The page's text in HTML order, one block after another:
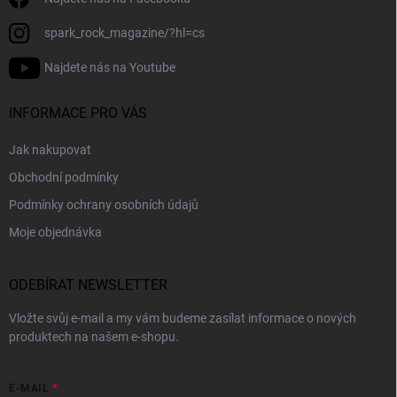
spark_rock_magazine/?hl=cs
Najdete nás na Youtube
INFORMACE PRO VÁS
Jak nakupovat
Obchodní podmínky
Podmínky ochrany osobních údajů
Moje objednávka
ODEBÍRAT NEWSLETTER
Vložte svůj e-mail a my vám budeme zasílat informace o nových
produktech na našem e-shopu.
E-MAIL